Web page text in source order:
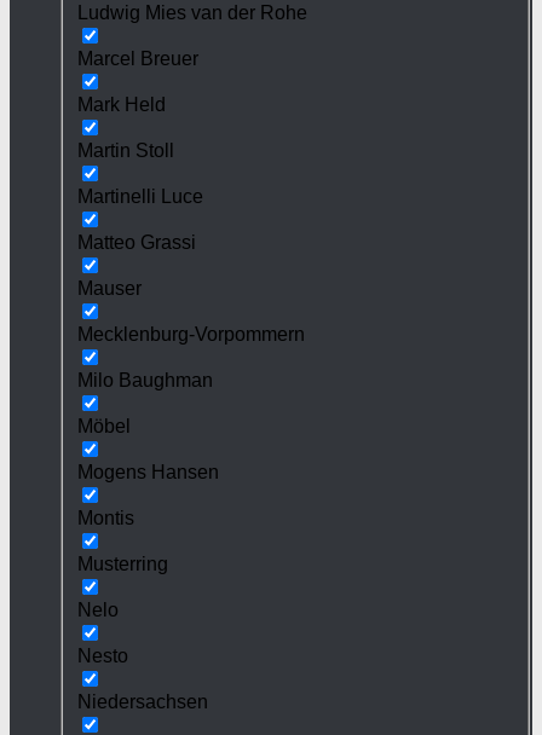
Ludwig Mies van der Rohe
Marcel Breuer
Mark Held
Martin Stoll
Martinelli Luce
Matteo Grassi
Mauser
Mecklenburg-Vorpommern
Milo Baughman
Möbel
Mogens Hansen
Montis
Musterring
Nelo
Nesto
Niedersachsen